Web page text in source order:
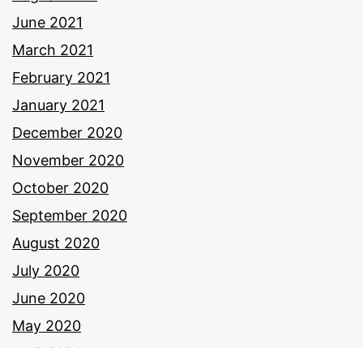
June 2021
March 2021
February 2021
January 2021
December 2020
November 2020
October 2020
September 2020
August 2020
July 2020
June 2020
May 2020